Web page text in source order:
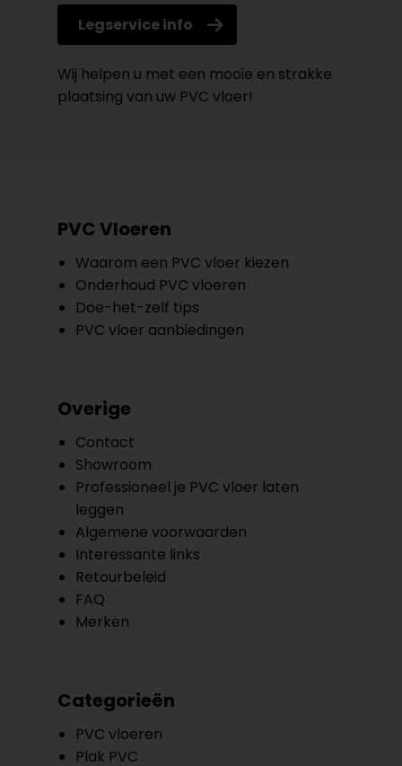
Legservice info
Wij helpen u met een mooie en strakke
plaatsing van uw PVC vloer!
PVC Vloeren
Waarom een PVC vloer kiezen
Onderhoud PVC vloeren
Doe-het-zelf tips
PVC vloer aanbiedingen
Overige
Contact
Showroom
Professioneel je PVC vloer laten
leggen
Algemene voorwaarden
Interessante links
Retourbeleid
FAQ
Merken
Categorieën
PVC vloeren
Plak PVC